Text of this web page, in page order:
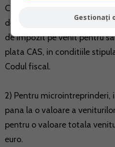
Constructii beneficiaza in
decembrie 2028 de anumite
de impozit pe venit pentru
plata CAS, in conditiile
Codul fiscal.
2) Pentru microintreprinderi,
pana la o valoare a
pentru o valoare totala
euro.
Gestionați